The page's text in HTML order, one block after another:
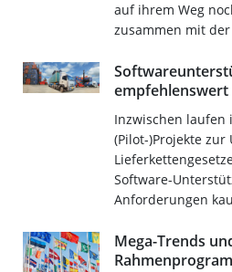
auf ihrem Weg
zusammen mit
empfehlenswert
Inzwischen laufen
(Pilot-)Projekte zur
Software-
Anforderungen
Mega-Trends